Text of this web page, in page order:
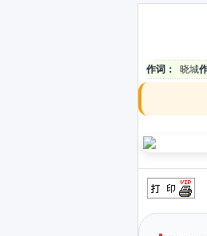
作词： 晓城